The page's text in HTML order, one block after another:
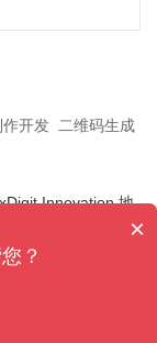
开发
二维码生成
Innovation 地
号
×
？